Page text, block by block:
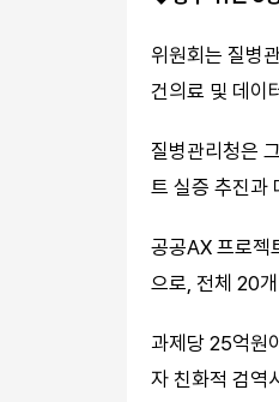
위원회는 질병
건의료 및 데이
질병관리청은
트 실증 추진과
공공AX 프로젝
으로, 전체 20
과제당 25억원
자 친화적 검역